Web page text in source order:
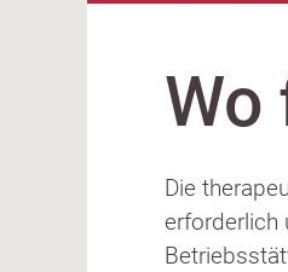
Wo
Die
erforderlich